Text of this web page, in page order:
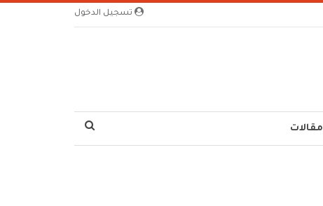
تسجيل الدخول
مقالات